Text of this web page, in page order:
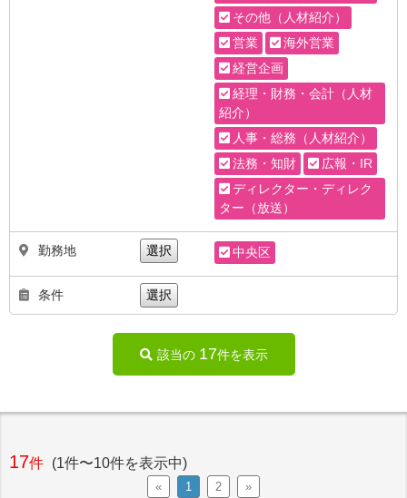
その他（人材紹介）
営業
海外営業
経営企画
経理・財務・会計（人材
紹介）
人事・総務（人材紹介）
法務・知財
広報・IR
ディレクター・ディレク
ター（放送）
勤務地 選択 中央区
条件 選択
該当の 17件を表示
17件 (1件〜10件を表示中)
« 1 2 »